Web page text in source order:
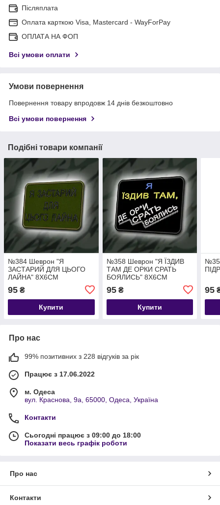
Післяплата
Оплата карткою Visa, Mastercard - WayForPay
ОПЛАТА НА ФОП
Всі умови оплати
Умови повернення
Повернення товару впродовж 14 днів безкоштовно
Всі умови повернення
Подібні товари компанії
№384 Шеврон "Я
ЗАСТАРИЙ ДЛЯ ЦЬОГО
ЛАЙНА" 8Х6СМ
95 ₴
Купити
№358 Шеврон "Я ЇЗДИВ
ТАМ ДЕ ОРКИ СРАТЬ
БОЯЛИСЬ" 8Х6СМ
95₴
Купити
95
Про нас
99% позитивних з 228 відгуків за рік
Працює з 17.06.2022
м. Одеса
вул. Краснова, 9а, 65000, Одеса, Україна
Контакти
Сьогодні працює з 09:00 до 18:00
Показати весь графік роботи
Про нас
Контакти